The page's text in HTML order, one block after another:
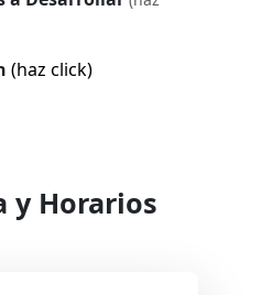
(haz click)
y Horarios